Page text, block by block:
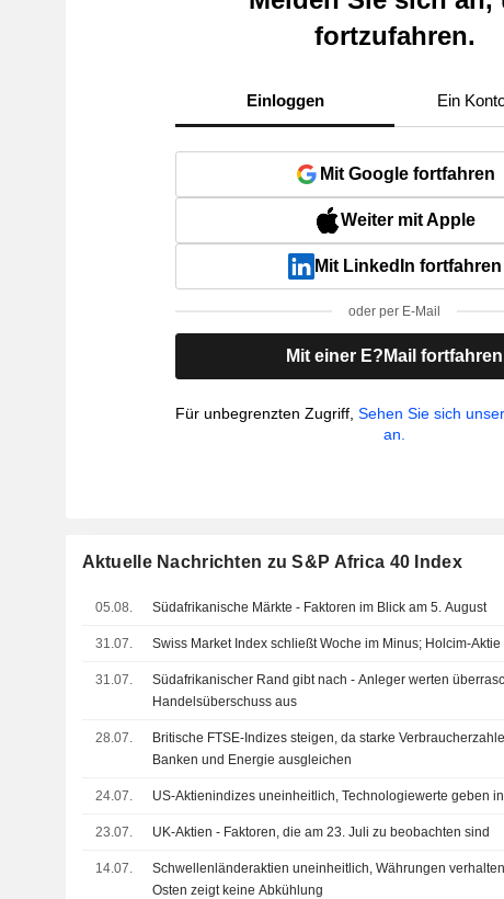
fortzufahren.
Einloggen Ein
Mit Google fortfahren
Weiter mit Apple
Mit LinkedIn fortfahren
oder per E-Mail
Mit einer E?Mail fortfahren
Für unbegrenzten Zugriff,Sehen Sie sich
an.
Aktuelle Nachrichten zu S&P Africa 40 Index
05.08. Südafrikanische Märkte - Faktoren im Blick am 5. August
31.07. Swiss Market Index schließt Woche im Minus; Holcim-
31.07.
Südafrikanischer Rand gibt nach - Anleger werten
Handelsüberschuss aus
28.07.
Britische FTSE-Indizes steigen, da starke
Banken und Energie ausgleichen
24.07. US-Aktienindizes uneinheitlich, Technologiewerte geben
23.07. UK-Aktien - Faktoren, die am 23. Juli zu beobachten sind
14.07.
Schwellenländeraktien uneinheitlich, Währungen
Osten zeigt keine Abkühlung